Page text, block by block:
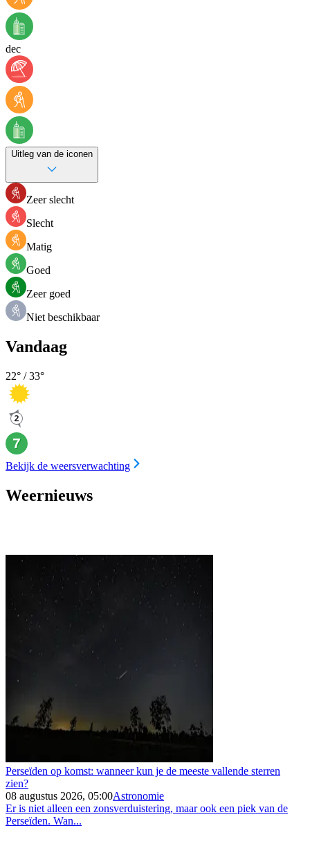
dec
Uitleg van de iconen
Zeer slecht
Slecht
Matig
Goed
Zeer goed
Niet beschikbaar
Vandaag
22° /33°
Bekijk de weersverwachting
Weernieuws
Perseïden op komst: wanneer kun je de meeste vallende sterren
zien?
08 augustus 2026, 05:00Astronomie
Er is niet alleen een zonsverduistering, maar ook een piek van de
Perseïden. Wan...